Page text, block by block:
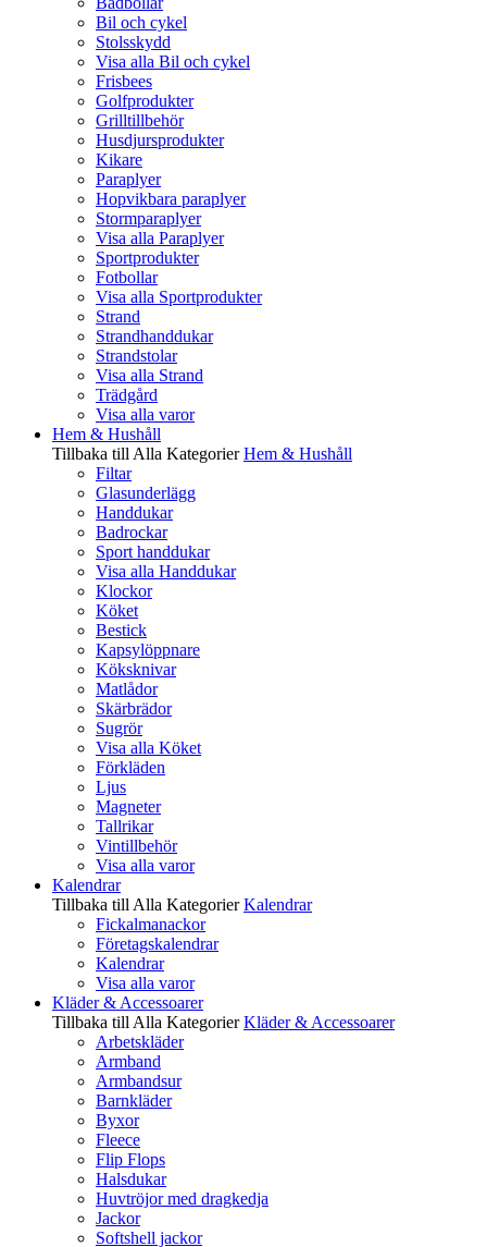
Bil och cykel
Stolsskydd
Visa alla Bil och cykel
Frisbees
Golfprodukter
Grilltillbehör
Husdjursprodukter
Kikare
Paraplyer
Hopvikbara paraplyer
Stormparaplyer
Visa alla Paraplyer
Sportprodukter
Fotbollar
Visa alla Sportprodukter
Strand
Strandhanddukar
Strandstolar
Visa alla Strand
Trädgård
Visa alla varor
Hem & Hushåll
Tillbaka till Alla Kategorier Hem & Hushåll
Filtar
Glasunderlägg
Handdukar
Badrockar
Sport handdukar
Visa alla Handdukar
Klockor
Köket
Bestick
Kapsylöppnare
Köksknivar
Matlådor
Skärbrädor
Sugrör
Visa alla Köket
Förkläden
Ljus
Magneter
Tallrikar
Vintillbehör
Visa alla varor
Kalendrar
Tillbaka till Alla Kategorier Kalendrar
Fickalmanackor
Företagskalendrar
Kalendrar
Visa alla varor
Kläder & Accessoarer
Tillbaka till Alla Kategorier Kläder & Accessoarer
Arbetskläder
Armband
Armbandsur
Barnkläder
Byxor
Fleece
Flip Flops
Halsdukar
Huvtröjor med dragkedja
Jackor
Softshell jackor